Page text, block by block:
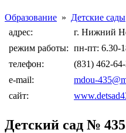
Образование » Детские сады
адрес:
г. Нижний
режим работы: пн-пт: 6.30-
телефон:
(831) 462-
e-mail:
mdou-
сайт:
Детский сад № 435